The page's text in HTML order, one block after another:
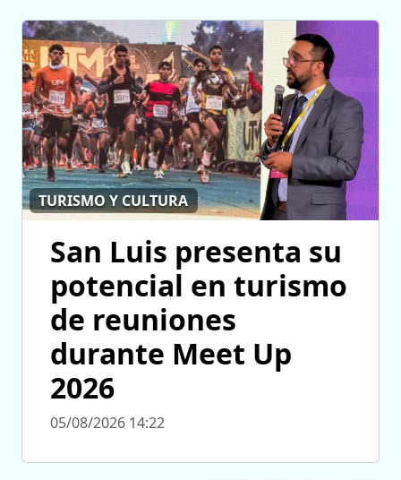
TURISMO Y CULTURA
San Luis presenta su
potencial en turismo
de reuniones
durante Meet Up
2026
05/08/2026 14:22